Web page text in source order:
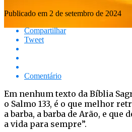
Publicado em 2 de setembro de 2024
Compartilhar
Tweet
Comentário
Em nenhum texto da Bíblia
o Salmo 133, é o que melhor
a barba, a barba de Arão, e
a vida para sempre”.